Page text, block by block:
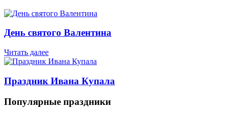
День святого Валентина
Читать далее
Праздник Ивана Купала
Популярные праздники